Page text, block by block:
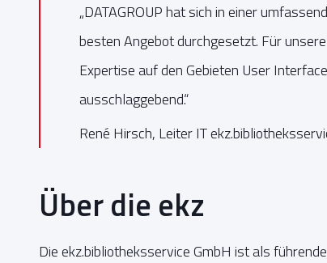
„DATAGROUP hat sich in einer
besten Angebot durchgesetzt. Für
Expertise auf den Gebieten User
ausschlaggebend.“
René Hirsch, Leiter IT
Über die ekz
Die ekz.bibliotheksservice GmbH ist als